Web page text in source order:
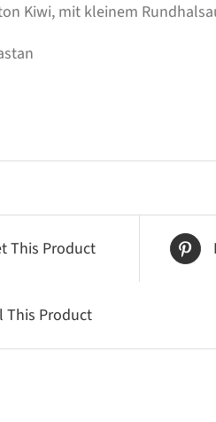
Kiwi, mit kleinem
This Product
This Product